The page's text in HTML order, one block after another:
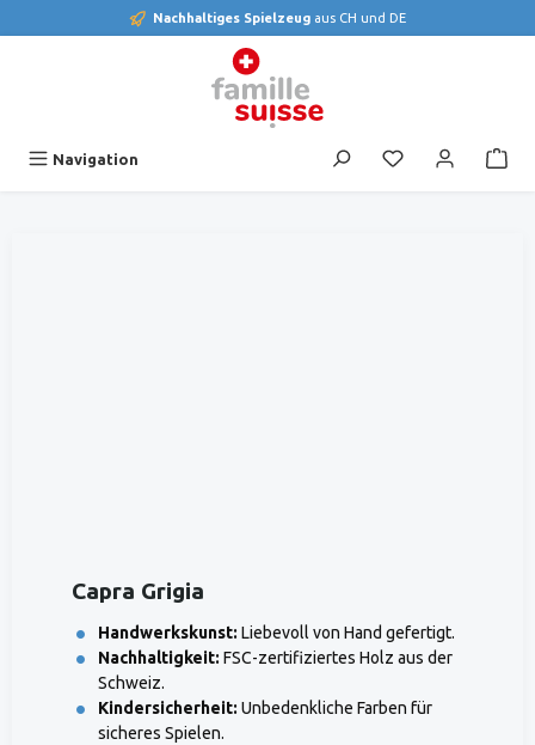
Nachhaltiges Spielzeug aus CH und DE
Navigation Du hast 0
Capra Grigia
Handwerkskunst: Liebevoll von Hand gefertigt.
Nachhaltigkeit: FSC-zertifiziertes Holz aus der
Schweiz.
Kindersicherheit: Unbedenkliche Farben für
sicheres Spielen.